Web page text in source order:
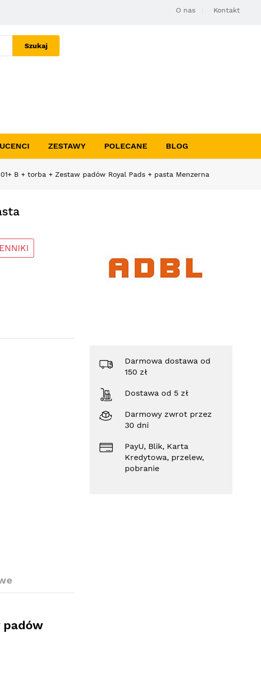
O nas Kontakt
Szukaj
ZESTAWY POLECANE BLOG
01+ B + torba + Zestaw padów Royal Pads + pasta Menzerna
Darmowa dostawa od
150 zł
Dostawa od 5 zł
Darmowy zwrot przez
30 dni
PayU, Blik, Karta
Kredytowa, przelew,
pobranie
padów